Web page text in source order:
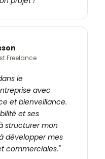
Freelance
le
avec
et bienveillance.
et ses
structurer mon
développer mes
commerciales."